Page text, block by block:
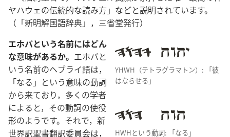
ヤハウェの伝統的な読み方」などと説明されています。
（「新明解国語辞典」，三省堂発行）
YHWH（テトラグラマトン）: 「彼
はならせる」
HWHという動詞: 「なる」
エホバという名前にはどん
な意味があるか。 エホバと
いう名前のヘブライ語は，
「なる」という意味の動詞
から来ており，多くの学者
によると，その動詞の使役
形のようです。それで，新
世界訳聖書翻訳委員会は，